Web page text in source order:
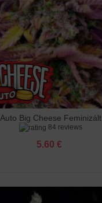
Auto Big Cheese Feminizált
84 reviews
5.60 €